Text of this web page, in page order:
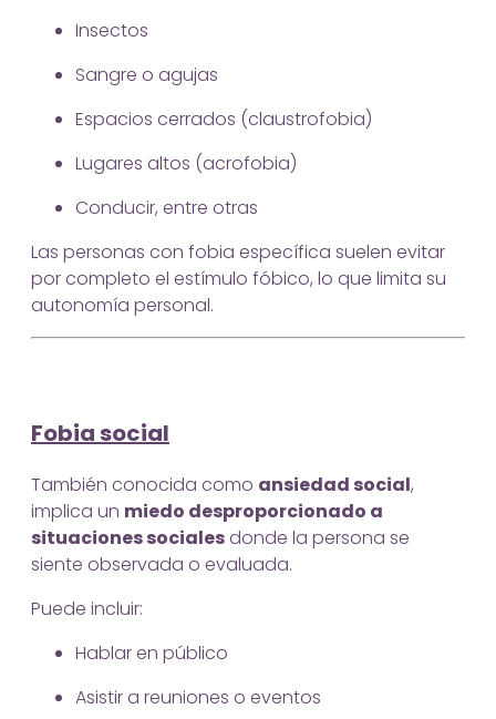
Insectos
Sangre o agujas
Espacios cerrados (claustrofobia)
Lugares altos (acrofobia)
Conducir, entre otras
Las personas con fobia específica suelen evitar
por completo el estímulo fóbico, lo que limita su
autonomía personal.
Fobia social
También conocida como ansiedad social,
implica un miedo desproporcionado a
situaciones socialesdonde la persona se
siente observada o evaluada.
Puede incluir:
Hablar en público
Asistir a reuniones o eventos